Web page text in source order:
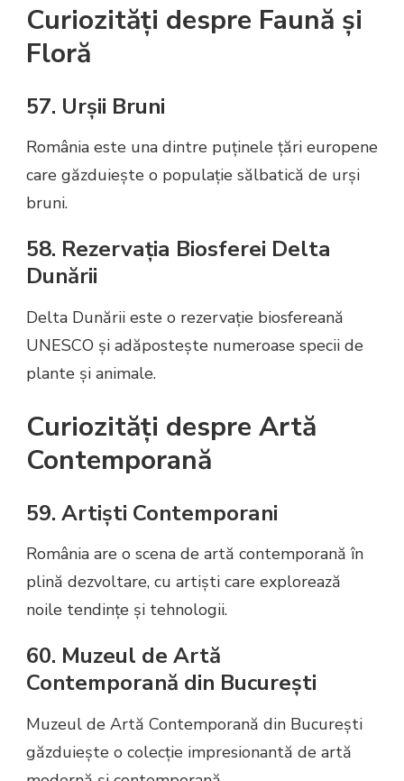
Curiozități despre Faună și
Floră
57. Urșii Bruni
România este una dintre puținele țări europene
care găzduiește o populație sălbatică de urși
bruni.
58. Rezervația Biosferei Delta
Dunării
Delta Dunării este o rezervație biosfereană
UNESCO și adăpostește numeroase specii de
plante și animale.
Curiozități despre Artă
Contemporană
59. Artiști Contemporani
România are o scena de artă contemporană în
plină dezvoltare, cu artiști care explorează
noile tendințe și tehnologii.
60. Muzeul de Artă
Contemporană din București
Muzeul de Artă Contemporană din București
găzduiește o colecție impresionantă de artă